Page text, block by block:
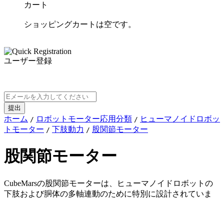
カート
ショッピングカートは空です。
ユーザー登録
ホーム / ロボットモーター応用分類 / ヒューマノイドロボッ
トモーター / 下肢動力 / 股関節モーター
股関節モーター
CubeMarsの股関節モーターは、ヒューマノイドロボットの
下肢および胴体の多軸連動のために特別に設計されていま